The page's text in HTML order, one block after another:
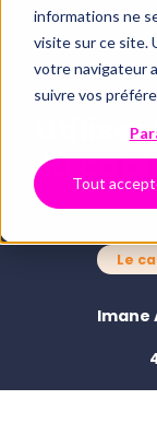
informations ne
visite sur ce site.
votre navigateur
suivre vos
Tout
du
Le
Imane